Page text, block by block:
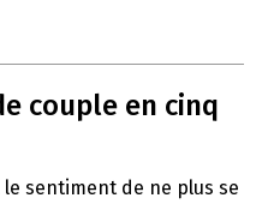
couple en cinq
sentiment de ne plus se